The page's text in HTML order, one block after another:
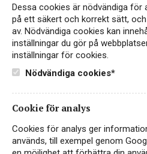
Dessa cookies är nödvändiga för
på ett säkert och korrekt sätt,
av. Nödvändiga cookies kan
inställningar du gör på
inställningar för cookies.
Nödvändiga cookies*
Cookie för analys
Cookies för analys ger
används, till exempel genom